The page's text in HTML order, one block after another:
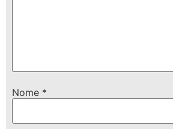
Nome *